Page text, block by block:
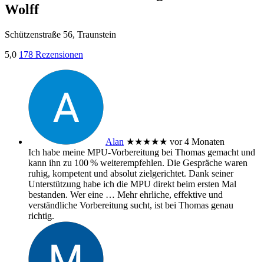
Wolff
Schützenstraße 56, Traunstein
5,0 178 Rezensionen
Alan ★★★★★ vor 4 Monaten
Ich habe meine MPU‑Vorbereitung bei Thomas gemacht und
kann ihn zu 100 % weiterempfehlen. Die Gespräche waren
ruhig, kompetent und absolut zielgerichtet. Dank seiner
Unterstützung habe ich die MPU direkt beim ersten Mal
bestanden. Wer eine … Mehrehrliche, effektive und
verständliche Vorbereitung sucht, ist bei Thomas genau
richtig.